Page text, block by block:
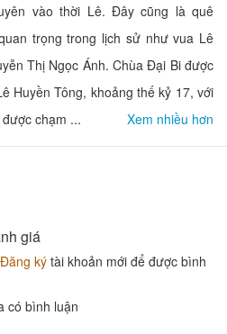
vào thời Lê. Đây cũng là quê
trọng trong lịch sử như vua Lê
Thị Ngọc Ánh. Chùa Đại Bi được
Huyền Tông, khoảng thế kỷ 17, với
chạm ...
Xem nhiều hơn
giá
Đăng ký tài khoản mới để được bình
có bình luận